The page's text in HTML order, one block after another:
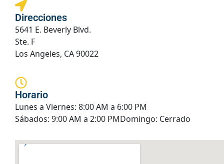
Direcciones
5641 E. Beverly Blvd.
Ste. F
Los Angeles, CA 90022
Horario
Lunes a Viernes: 8:00 AM a 6:00 PM
Sábados: 9:00 AM a 2:00 PMDomingo: Cerrado